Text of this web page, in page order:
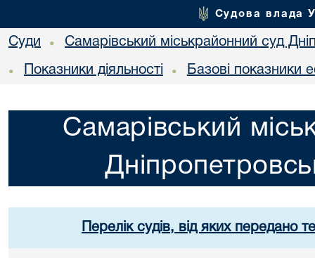
Судова влада
Суди • Самарівський міськрайонний суд
• Показники діяльності • Базові показники
Самарівський
Перелік судів, від яких передано